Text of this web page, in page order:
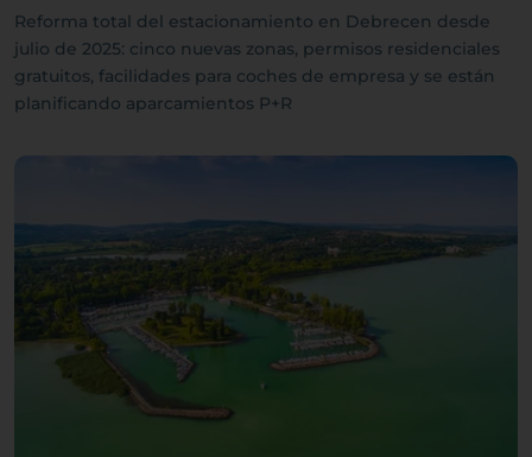
Reforma total del estacionamiento en Debrecen desde
julio de 2025: cinco nuevas zonas, permisos residenciales
gratuitos, facilidades para coches de empresa y se están
planificando aparcamientos P+R